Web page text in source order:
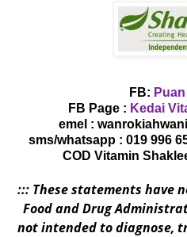
FB:
FB Page : Kedai
emel :
sms/whatsapp : 019 996
COD Vitamin
::: These statements have
Food and Drug
not intended to diagnose,